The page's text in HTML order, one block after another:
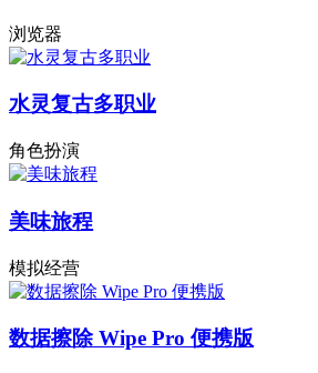
浏览器
水灵复古多职业
角色扮演
美味旅程
模拟经营
数据擦除 Wipe Pro 便携版